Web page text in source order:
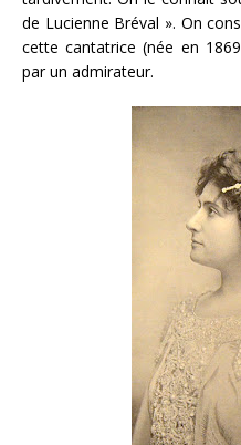
de Lucienne Bréval ». On
cette cantatrice (née en
par un admirateur.